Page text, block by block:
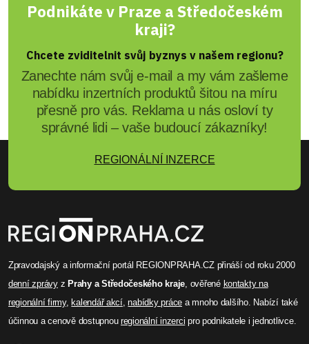
Podnikáte v Praze a Středočeském
kraji?
Chcete zviditelnit svůj byznys v našem regionu?
Zanechte nám svůj e-mail a my vám zašleme
nabídku inzertních produktů šitou na míru
přesně pro vás. Reklama u nás osloví ty
správné lidi – vaše budoucí zákazníky!
REGIONÁLNÍ INZERCE
Zpravodajský a informační portál REGIONPRAHA.CZ přináší od roku 2000
denní zprávyzPrahy a Středočeského kraje , ověřené kontakty na
regionální firmy,kalendář akcí,nabídky práce a mnoho dalšího. Nabízí také
účinnou a cenově dostupnou regionální inzerci pro podnikatele i jednotlivce.